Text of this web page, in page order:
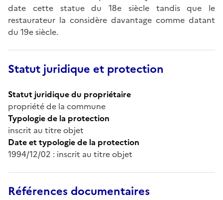
date cette statue du 18e siècle tandis que le
restaurateur la considère davantage comme datant
du 19e siècle.
Statut juridique et protection
Statut juridique du propriétaire
propriété de la commune
Typologie de la protection
inscrit au titre objet
Date et typologie de la protection
1994/12/02 : inscrit au titre objet
Références documentaires